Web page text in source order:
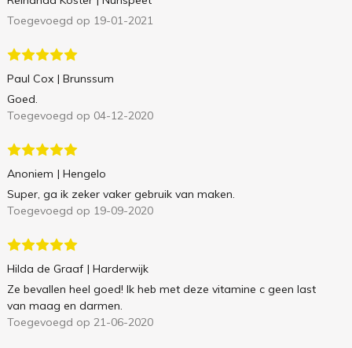
Toegevoegd op 19-01-2021
Paul Cox | Brunssum
Goed.
Toegevoegd op 04-12-2020
Anoniem | Hengelo
Super, ga ik zeker vaker gebruik van maken.
Toegevoegd op 19-09-2020
Hilda de Graaf | Harderwijk
Ze bevallen heel goed! Ik heb met deze vitamine c geen last
van maag en darmen.
Toegevoegd op 21-06-2020